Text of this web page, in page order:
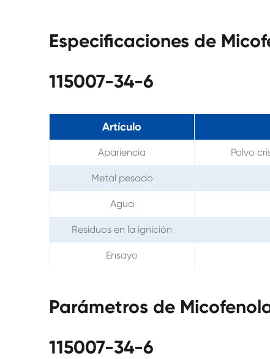
Especificaciones de
115007-34-6
Artículo
Apariencia Polvo
Metal pesado
Agua
Residuos en la ignición
Ensayo
Parámetros de
115007-34-6